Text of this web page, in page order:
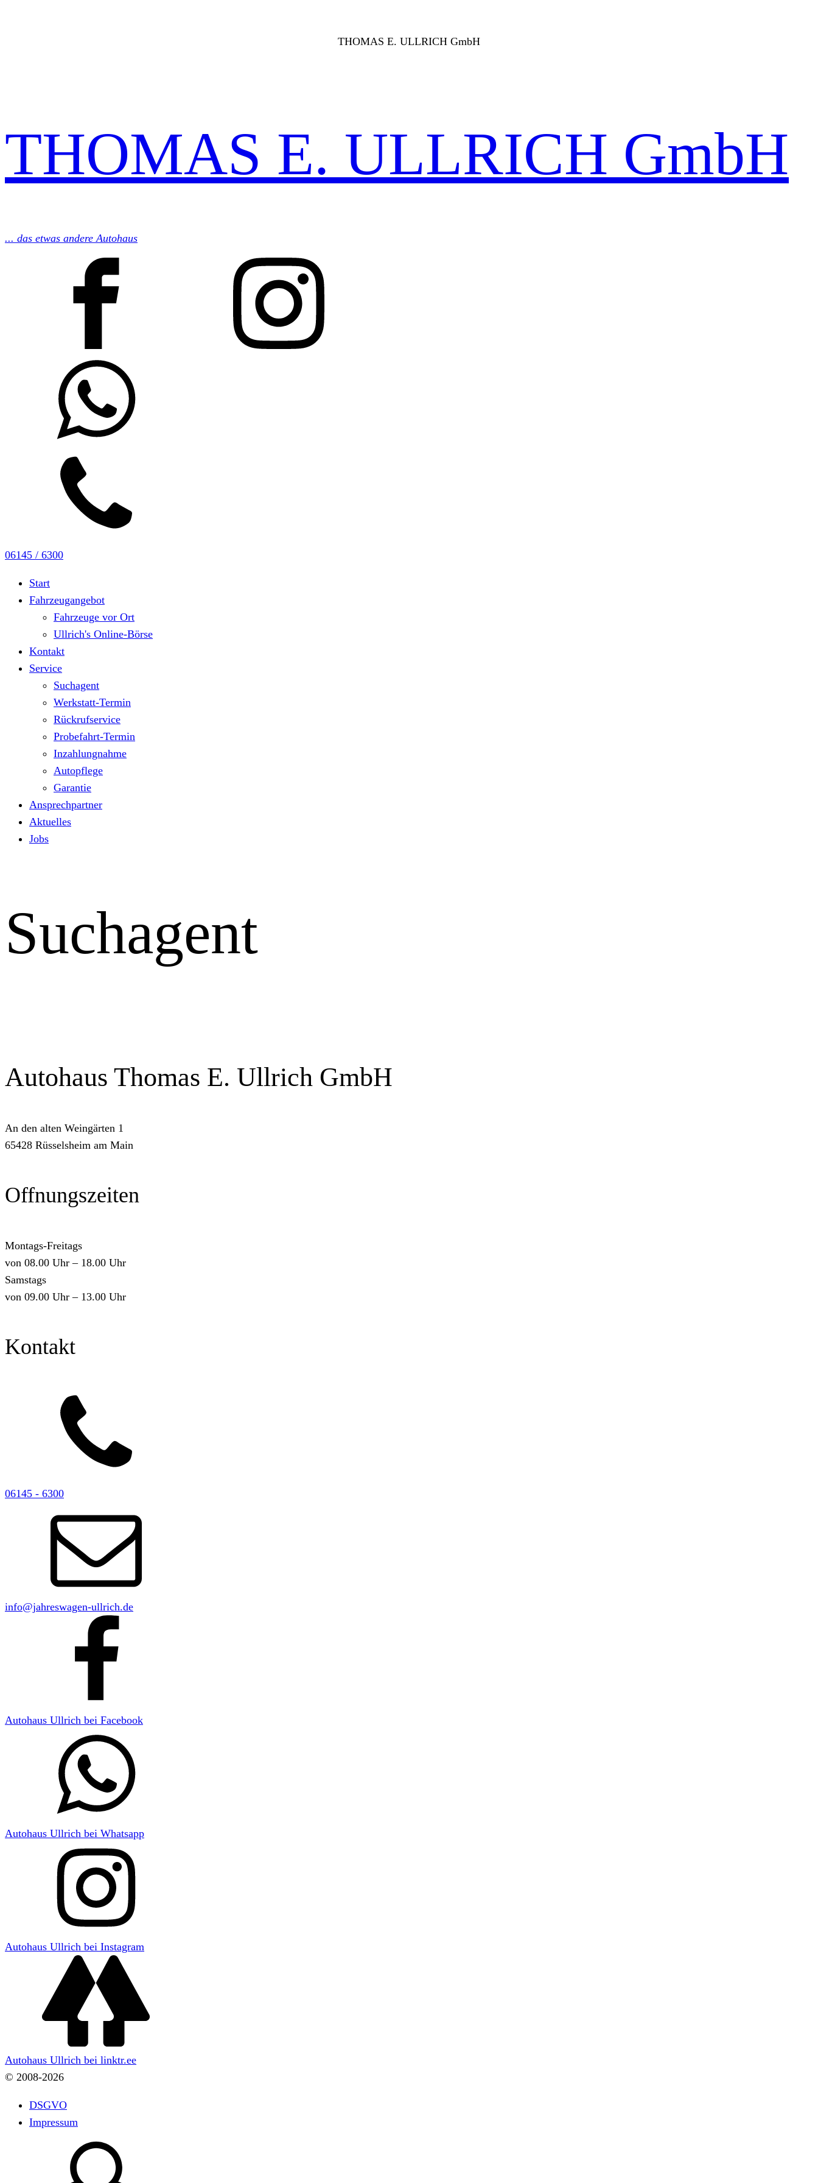
THOMAS E. ULLRICH GmbH
THOMAS E. ULLRICH GmbH
... das etwas andere Autohaus
06145 / 6300
Start
Fahrzeugangebot
Fahrzeuge vor Ort
Ullrich's Online-Börse
Kontakt
Service
Suchagent
Werkstatt-Termin
Rückrufservice
Probefahrt-Termin
Inzahlungnahme
Autopflege
Garantie
Ansprechpartner
Aktuelles
Jobs
Suchagent
Autohaus Thomas E. Ullrich GmbH
An den alten Weingärten 1
65428 Rüsselsheim am Main
Offnungszeiten
Montags-Freitags
von 08.00 Uhr – 18.00 Uhr
Samstags
von 09.00 Uhr – 13.00 Uhr
Kontakt
06145 - 6300
info@jahreswagen-ullrich.de
Autohaus Ullrich bei Facebook
Autohaus Ullrich bei Whatsapp
Autohaus Ullrich bei Instagram
Autohaus Ullrich bei linktr.ee
© 2008-2026
DSGVO
Impressum